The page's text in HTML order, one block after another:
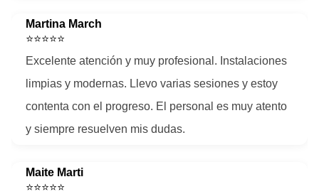
Martina March
⭐⭐⭐⭐⭐
Excelente atención y muy profesional. Instalaciones
limpias y modernas. Llevo varias sesiones y estoy
contenta con el progreso. El personal es muy atento
y siempre resuelven mis dudas.
Maite Marti
⭐⭐⭐⭐⭐